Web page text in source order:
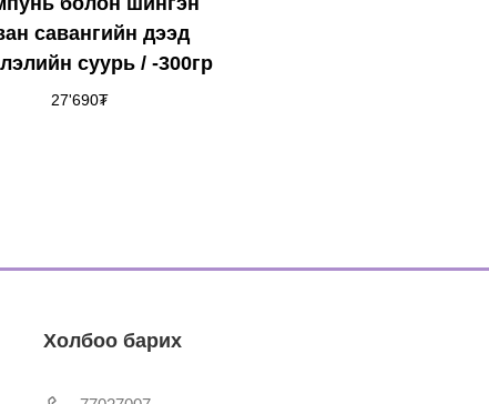
савангийн дээд
суурь / -300гр
27'690₮
Холбоо барих